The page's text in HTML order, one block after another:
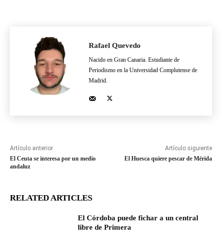
Rafael Quevedo
Nacido en Gran Canaria. Estudiante de
Periodismo en la Universidad Complutense de
Madrid.
Artículo anterior
El Ceuta se interesa por un medio
andaluz
Artículo siguiente
El Huesca quiere pescar de Mérida
RELATED ARTICLES
El Córdoba puede fichar a un central
libre de Primera